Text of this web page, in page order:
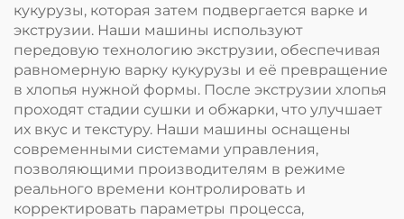
кукурузы, которая затем подвергается варке и
экструзии. Наши машины используют
передовую технологию экструзии, обеспечивая
равномерную варку кукурузы и её превращение
в хлопья нужной формы. После экструзии хлопья
проходят стадии сушки и обжарки, что улучшает
их вкус и текстуру. Наши машины оснащены
современными системами управления,
позволяющими производителям в режиме
реального времени контролировать и
корректировать параметры процесса,